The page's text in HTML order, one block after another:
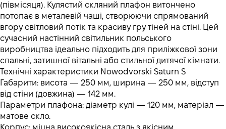
(півмісяця). Кулястий скляний плафон витончено
потопає в металевій чаші, створюючи спрямований
вгору світловий потік та красиву гру тіней на стіні. Цей
сучасний настінний світильник польського
виробництва ідеально підходить для приліжкової зони
спальні, затишної вітальні або стильної дитячої кімнати.
Технічні характеристики Nowodvorski Saturn S
Габарити: висота — 250 мм, ширина — 250 мм, відступ
від стіни (довжина) — 142 мм.
Параметри плафона: діаметр кулі — 120 мм, матеріал —
матове скло.
Корпус: міцна високоякісна сталь з якісним